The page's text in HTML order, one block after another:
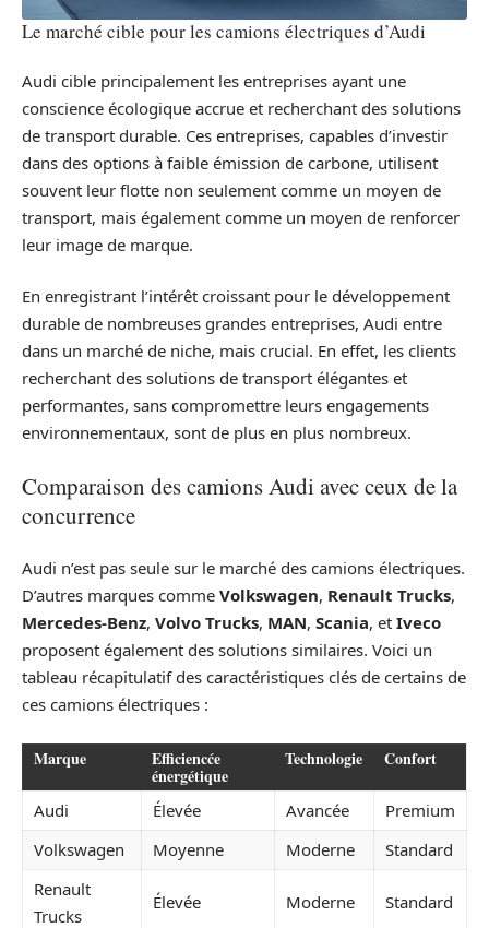
Le marché cible pour les camions électriques d’Audi
Audi cible principalement les entreprises ayant une
conscience écologique accrue et recherchant des solutions
de transport durable. Ces entreprises, capables d’investir
dans des options à faible émission de carbone, utilisent
souvent leur flotte non seulement comme un moyen de
transport, mais également comme un moyen de renforcer
leur image de marque.
En enregistrant l’intérêt croissant pour le développement
durable de nombreuses grandes entreprises, Audi entre
dans un marché de niche, mais crucial. En effet, les clients
recherchant des solutions de transport élégantes et
performantes, sans compromettre leurs engagements
environnementaux, sont de plus en plus nombreux.
Comparaison des camions Audi avec ceux de la
concurrence
Audi n’est pas seule sur le marché des camions électriques.
D’autres marques comme Volkswagen, Renault Trucks,
Mercedes-Benz, Volvo Trucks, MAN, Scania, et Iveco
proposent également des solutions similaires. Voici un
tableau récapitulatif des caractéristiques clés de certains de
ces camions électriques :
Marque Efficiencće
énergétique
Technologie Confort
Audi Élevée Avancée
Premium
Volkswagen
Moyenne Moderne
Standard
Renault
Trucks
Élevée Moderne Standard